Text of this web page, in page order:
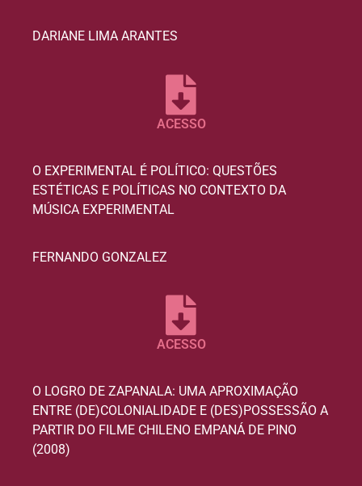
DARIANE LIMA ARANTES
ACESSO
O EXPERIMENTAL É POLÍTICO: QUESTÕES
ESTÉTICAS E POLÍTICAS NO CONTEXTO DA
MÚSICA EXPERIMENTAL
FERNANDO GONZALEZ
ACESSO
O LOGRO DE ZAPANALA: UMA APROXIMAÇÃO
ENTRE (DE)COLONIALIDADE E (DES)POSSESSÃO A
PARTIR DO FILME CHILENO EMPANÁ DE PINO
(2008)